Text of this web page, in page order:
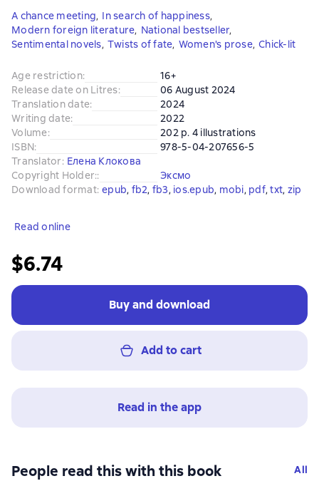
A chance meeting, In search of happiness,
Modern foreign literature, National bestseller,
Sentimental novels, Twists of fate, Women's prose, Сhick-lit
Age restriction:
16+
Release date on Litres:
06 August 2024
Translation date:
2024
Writing date:
2022
Volume:
202 p. 4 illustrations
ISBN:
978-5-04-207656-5
Translator: Елена Клокова
Copyright Holder::
Эксмо
Download format: epub, fb2, fb3, ios.epub, mobi, pdf, txt, zip
Read online
$6.74
Buy and download
Add to cart
Read in the app
People read this with this book All